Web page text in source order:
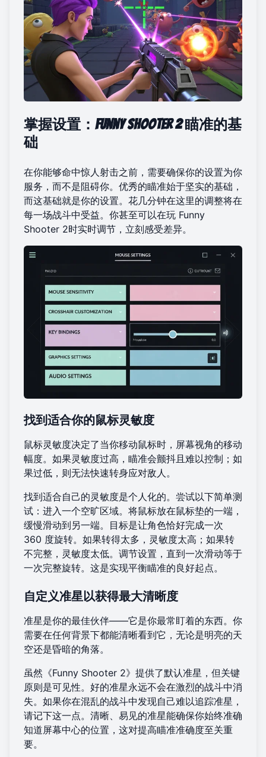
掌握设置：Funny Shooter 2 瞄准的基
础
在你能够命中惊人射击之前，需要确保你的设置为你
服务，而不是阻碍你。优秀的瞄准始于坚实的基础，
而这基础就是你的设置。花几分钟在这里的调整将在
每一场战斗中受益。你甚至可以在玩 Funny
Shooter 2时实时调节，立刻感受差异。
找到适合你的鼠标灵敏度
鼠标灵敏度决定了当你移动鼠标时，屏幕视角的移动
幅度。如果灵敏度过高，瞄准会颤抖且难以控制；如
果过低，则无法快速转身应对敌人。
找到适合自己的灵敏度是个人化的。尝试以下简单测
试：进入一个空旷区域。将鼠标放在鼠标垫的一端，
缓慢滑动到另一端。目标是让角色恰好完成一次
360 度旋转。如果转得太多，灵敏度太高；如果转
不完整，灵敏度太低。调节设置，直到一次滑动等于
一次完整旋转。这是实现平衡瞄准的良好起点。
自定义准星以获得最大清晰度
准星是你的最佳伙伴——它是你最常盯着的东西。你
需要在任何背景下都能清晰看到它，无论是明亮的天
空还是昏暗的角落。
虽然《Funny Shooter 2》提供了默认准星，但关键
原则是可见性。好的准星永远不会在激烈的战斗中消
失。如果你在混乱的战斗中发现自己难以追踪准星，
请记下这一点。清晰、易见的准星能确保你始终准确
知道屏幕中心的位置，这对提高瞄准准确度至关重
要。